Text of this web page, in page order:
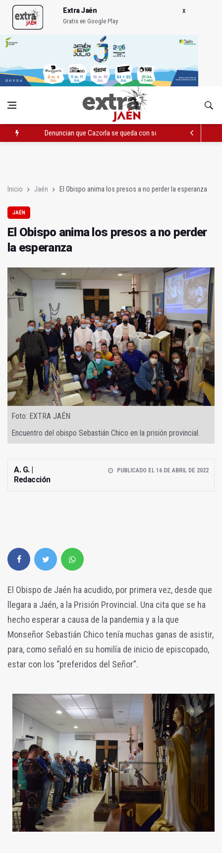
Extra Jaén
Gratis en Google Play
Denuncian que Cazorla se queda con solo dos bomberos por
Inicio Jaén El Obispo anima los presos a no perder la esperanza
JAÉN
El Obispo anima los presos a no perder
la esperanza
Foto: EXTRA JAÉN
Encuentro del obispo Sebastián Chico en la prisión provincial.
A. G. |
Redacción
PUBLICADO EL 16 DE ABRIL DE 2022
El Obispo de Jaén ha acudido, por primera vez, desde que
llegara a Jaén, a la Prisión Provincial. Una cita que se ha
hecho esperar a causa de la pandemia y a la que
Monseñor Sebastián Chico tenía muchas ganas de asistir,
para, como señaló en su homilía de inicio de episcopado,
estar con los “preferidos del Señor”.